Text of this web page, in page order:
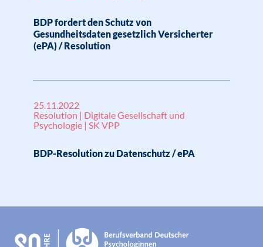
BDP fordert den Schutz von
Gesundheitsdaten gesetzlich Versicherter
(ePA) / Resolution
25.11.2022
Resolution | Digitale Gesellschaft und
Psychologie | SK VPP
BDP-Resolution zu Datenschutz / ePA